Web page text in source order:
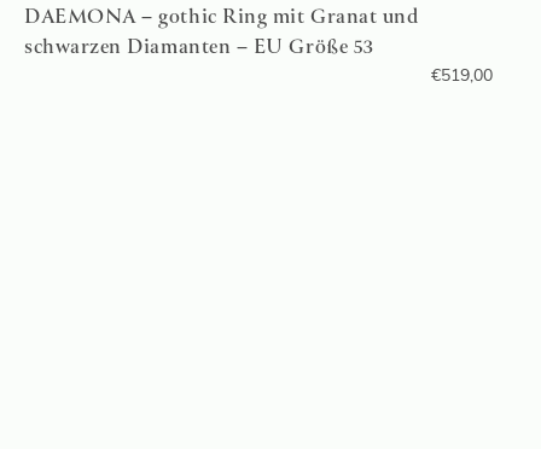
DAEMONA – gothic Ring mit Granat und
schwarzen Diamanten – EU Größe 53
€519,00